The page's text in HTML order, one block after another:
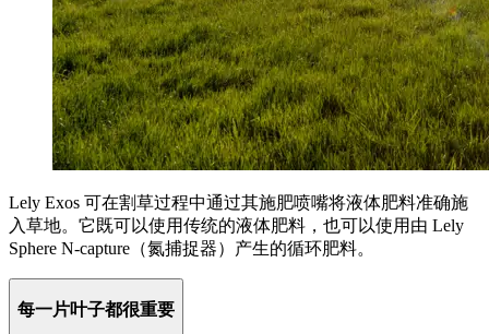
Lely Exos 可在割草过程中通过其施肥喷嘴将液体肥料准确施
入草地。它既可以使用传统的液体肥料，也可以使用由 Lely
Sphere N-capture（氮捕捉器）产生的循环肥料。
每一片叶子都很重要